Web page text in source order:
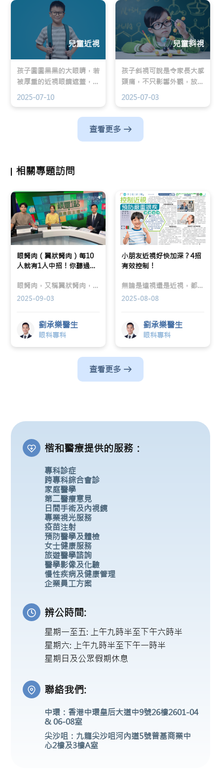
兒童近視
孩子圓圓黑黑的大眼睛，若
被厚重的近視眼鏡遮蓋，除
了失去精靈光采，鏡片後更
2025-07-10
兒童斜視
孩子斜視可說是令家長大感
頭痛，不只影響外觀，放着
不管，視力更會受損惡化。
2025-07-03
查看更多
相關專題訪問
眼胬肉（翼狀胬肉）每10
人就有1人中招！你聽過
眼胬肉，又稱翼狀胬肉，是一種較少被提及但其實相當常見的眼部問題。楷和醫療眼科專科劉承樂醫生於香港電台「精靈一點」中指出，眼胬肉是眼白表面的結膜上的纖維組織異常增生，每10人就有1人可能會患上。
2025-09-03
劉承樂醫生
眼科專科
小朋友近視好快加深？4招
有效控制！
無論是遠視還是近視，都可能影響小朋友的視力，尤其是當近視發展成深近視（600度以上）時，會增加患嚴重眼疾的風險。
2025-08-08
劉承樂醫生
眼科專科
查看更多
楷和醫療提供的服務：
專科診症
跨專科綜合會診
家庭醫學
第二醫療意見
日間手術及內視鏡
專業視光服務
疫苗注射
預防醫學及體檢
女士健康服務
旅遊醫學諮詢
醫學影像及化驗
慢性疾病及健康管理
企業員工方案
辨公時間:
星期一至五: 上午九時半至下午六時半
星期六: 上午九時半至下午一時半
星期日及公眾假期休息
聯絡我們:
中環：香港中環皇后大道中9號26樓2601-04
& 06-08室
尖沙咀：九龍尖沙咀河內道5號普基商業中
心2樓及3樓A室